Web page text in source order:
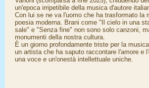
un'epoca irripetibile della musica d'autore
Con lui se ne va l'uomo che ha trasformato la
poesia moderna. Brani come "Il cielo in una
sale" e "Senza fine" non sono solo canzoni,
monumenti della nostra cultura.
È un giorno profondamente triste per la
un artista che ha saputo raccontare l'amore e
una voce e un'onestà intellettuale uniche.